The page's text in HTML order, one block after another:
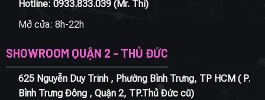
Hotline: 0933.833.039(Mr. Thi)
Mở cửa: 8h-22h
SHOWROOM QUẬN 2 - THỦ ĐỨC
625 Nguyễn Duy Trinh , Phường Bình Trưng, TP HCM ( P.
Bình Trưng Đông , Quận 2, TP.Thủ Đức cũ)